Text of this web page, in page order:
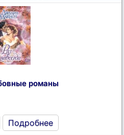
романы
Подробнее